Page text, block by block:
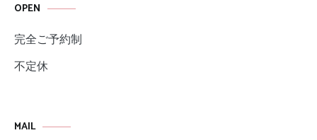
OPEN
完全ご予約制
不定休
MAIL